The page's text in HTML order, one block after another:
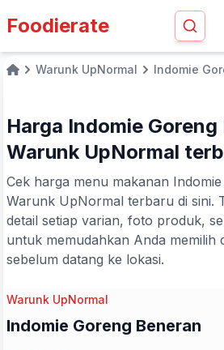
Foodierate
HomeWarunk UpNormal Indomie
Harga Indomie
Warunk UpNormal
Cek harga menu makanan
Warunk UpNormal terbaru di sini.
detail setiap varian, foto produk,
untuk memudahkan Anda memilih
sebelum datang ke lokasi.
Warunk UpNormal
Indomie Goreng Beneran